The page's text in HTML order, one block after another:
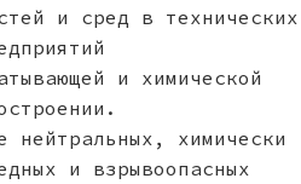
и сред в технических
и химической
нейтральных, химически
и взрывоопасных